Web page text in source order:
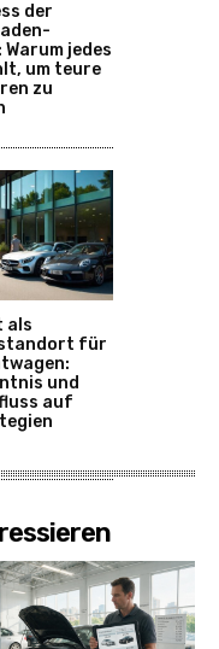
der
Warum jedes
um teure
zu
als
für
und
auf